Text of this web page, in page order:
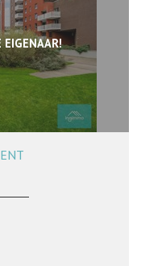
EIGENAAR!
1